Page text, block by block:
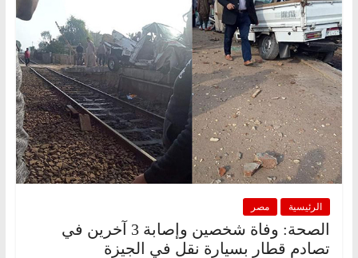
الرئيسية مصر
الصحة: وفاة شخصين وإصابة 3 آخرين في
تصادم قطار بسيارة نقل في الجيزة